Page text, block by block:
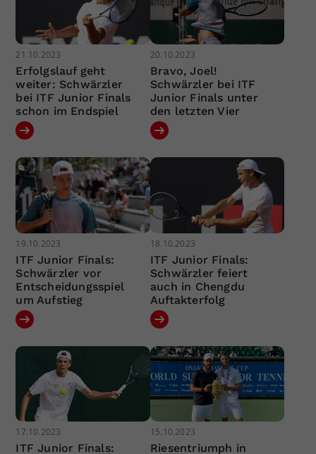
21.10.2023
Erfolgslauf geht
weiter: Schwärzler
bei ITF Junior Finals
schon im Endspiel
20.10.2023
Bravo, Joel!
Schwärzler bei ITF
Junior Finals unter
den letzten Vier
19.10.2023
ITF Junior Finals:
Schwärzler vor
Entscheidungsspiel
um Aufstieg
18.10.2023
ITF Junior Finals:
Schwärzler feiert
auch in Chengdu
Auftakterfolg
17.10.2023
ITF Junior Finals:
15.10.2023
Riesentriumph in